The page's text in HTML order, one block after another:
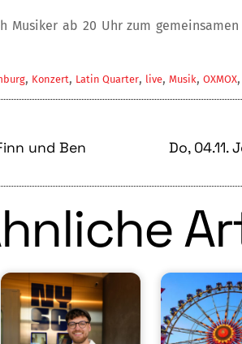
Musiker ab 20 Uhr zum
, Konzert, Latin Quarter, live,Musik,OXMOX
und Ben
Do, 04.11.